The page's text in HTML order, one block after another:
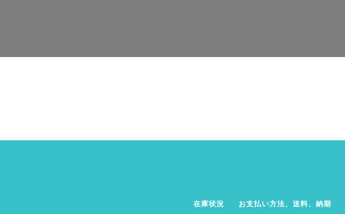
在庫状況 お支払い方法、送料、納期